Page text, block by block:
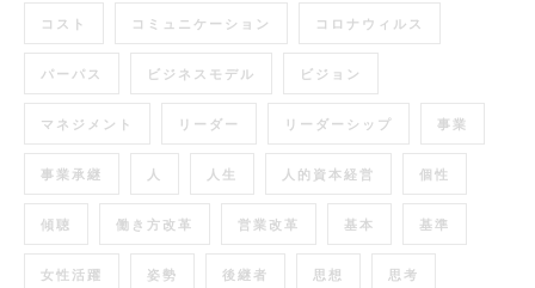
コスト コミュニケーション コロナウィルス
パーパス ビジネスモデル ビジョン
マネジメント リーダー リーダーシップ 事業
事業承継 人 人生 人的資本経営 個性
傾聴 働き方改革 営業改革 基本 基準
女性活躍 姿勢 後継者 思想 思考